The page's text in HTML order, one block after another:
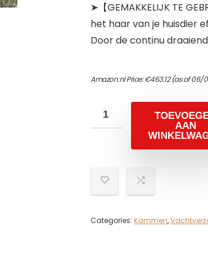
➤【GEMAKKELIJK TE
het haar van je huisdier
Door de continu
Amazon.nl Price:€463.12(as of 06/
AAN
Categories: Kammen,